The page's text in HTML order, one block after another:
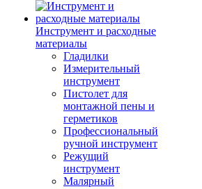
Инструмент и расходные
материалы
Гладилки
Измерительный
инструмент
Пистолет для
монтажной пены и
герметиков
Профессиональный
ручной инструмент
Режущий
инструмент
Малярный